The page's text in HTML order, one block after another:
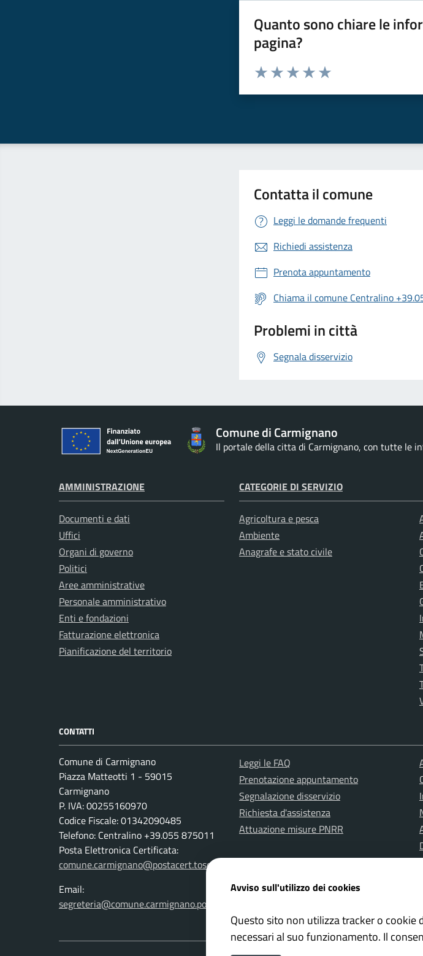
Quanto sono chiare le
pagina?
Valuta da 1 a 5 stelle la pagina
Contatta il comune
Leggi le domande frequenti
Richiedi assistenza
Prenota appuntamento
Chiama il comune Centralino
Problemi in città
Segnala disservizio
Comune di Carmignano
Il portale della citta di Carmignano, con tutte le
AMMINISTRAZIONE
Documenti e dati
Uffici
Organi di governo
Politici
Aree amministrative
Personale amministrativo
Enti e fondazioni
Fatturazione elettronica
Pianificazione del territorio
CATEGORIE DI SERVIZIO
Agricoltura e pesca
Ambiente
Anagrafe e stato civile
CONTATTI
Comune di Carmignano
Piazza Matteotti 1 - 59015
Carmignano
P. IVA: 00255160970
Codice Fiscale: 01342090485
Telefono: Centralino +39.055 875011
Posta Elettronica Certificata:
comune.carmignano@postacert.toscana.it
Email:
segreteria@comune.carmignano.po.it
Leggi le FAQ
Prenotazione appuntamento
Segnalazione disservizio
Richiesta d'assistenza
Attuazione misure PNRR
Avviso sull'utilizzo dei cookies
Questo sito non utilizza tracker o
necessari al suo funzionamento. Il